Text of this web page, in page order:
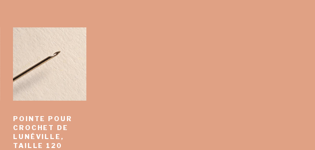
POINTE POUR
CROCHET DE
LUNÉVILLE,
TAILLE 120